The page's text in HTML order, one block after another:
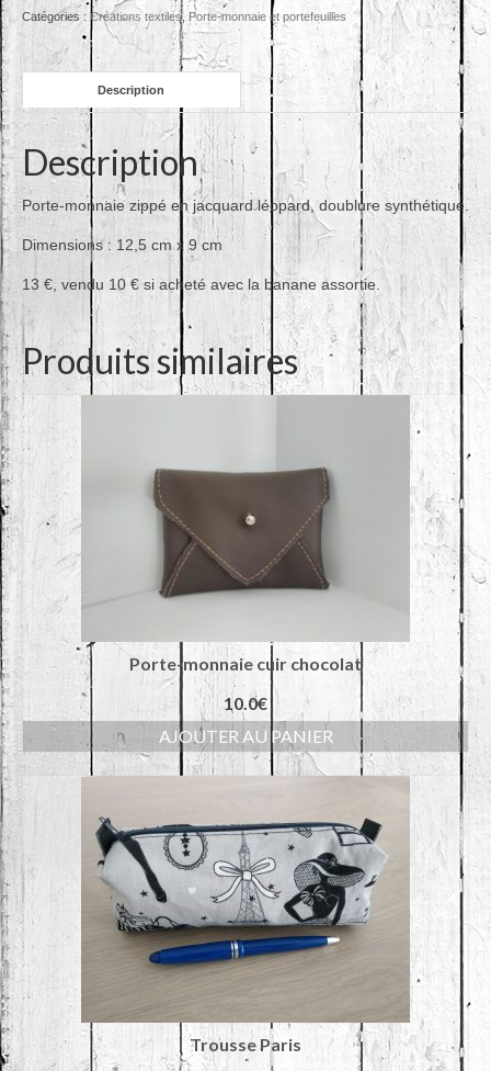
Catégories : Créations textiles, Porte-monnaie et portefeuilles
Description
Description
Porte-monnaie zippé en jacquard léopard, doublure synthétique.
Dimensions : 12,5 cm x 9 cm
13 €, vendu 10 € si acheté avec la banane assortie.
Produits similaires
Porte-monnaie cuir chocolat
10.0€
AJOUTER AU PANIER
Trousse Paris